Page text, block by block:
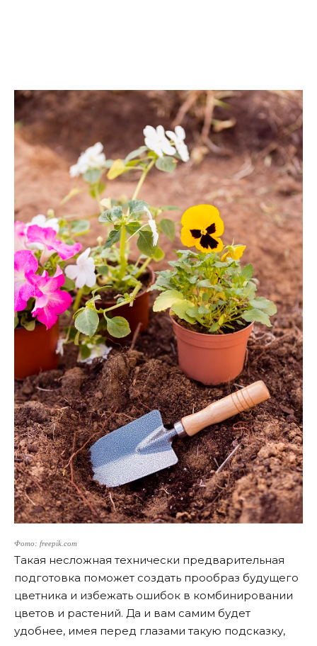
Фото: freepik.com
Такая несложная технически предварительная
подготовка поможет создать прообраз будущего
цветника и избежать ошибок в комбинировании
цветов и растений. Да и вам самим будет
удобнее, имея перед глазами такую подсказку,